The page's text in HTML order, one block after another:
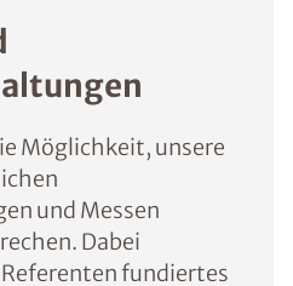
Möglichkeit, unsere
und Messen
Dabei
fundiertes